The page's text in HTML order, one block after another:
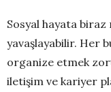
Sosyal hayata biraz
yavaşlayabilir. Her
organize etmek
iletişim ve kariyer